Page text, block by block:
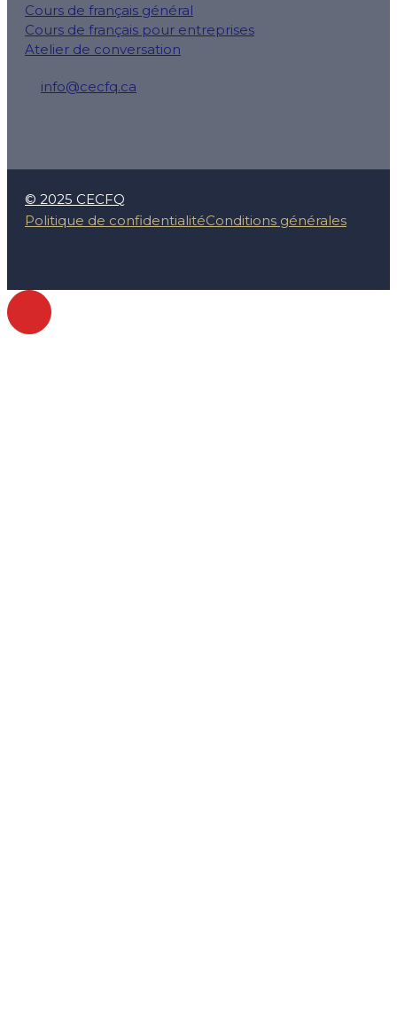
Cours de français général
Cours de français pour entreprises
Atelier de conversation
info@cecfq.ca
© 2025 CECFQ
Politique de confidentialitéConditions générales